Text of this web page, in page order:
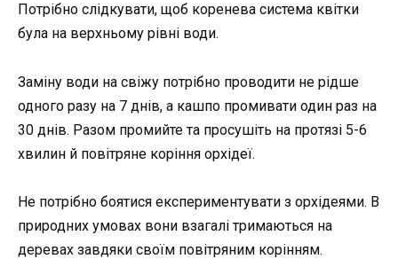
Потрібно слідкувати, щоб коренева система квітки
була на верхньому рівні води.
Заміну води на свіжу потрібно проводити не рідше
одного разу на 7 днів, а кашпо промивати один раз на
30 днів. Разом промийте та просушіть на протязі 5-6
хвилин й повітряне коріння орхідеї.
Не потрібно боятися експериментувати з орхідеями. В
природних умовах вони взагалі тримаються на
деревах завдяки своїм повітряним корінням.